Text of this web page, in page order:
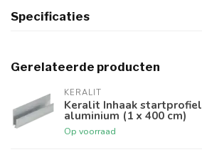
Specificaties
Gerelateerde producten
KERALIT
Keralit Inhaak startprofiel
aluminium (1 x 400 cm)
Op voorraad